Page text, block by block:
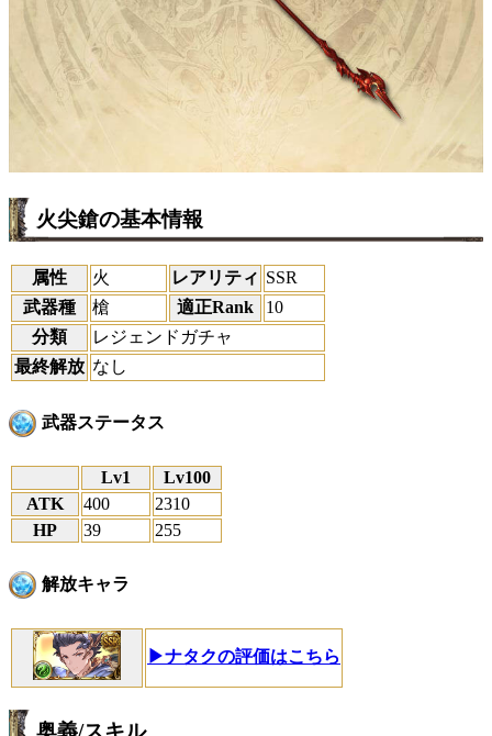
火尖鎗の基本情報
属性 火 レアリティ SSR
武器種
槍 適正Rank
10
分類
レジェンドガチャ
最終解放 なし
武器ステータス
Lv1
Lv100
ATK
400
2310
HP
39 255
解放キャラ
▶ナタクの評価はこちら